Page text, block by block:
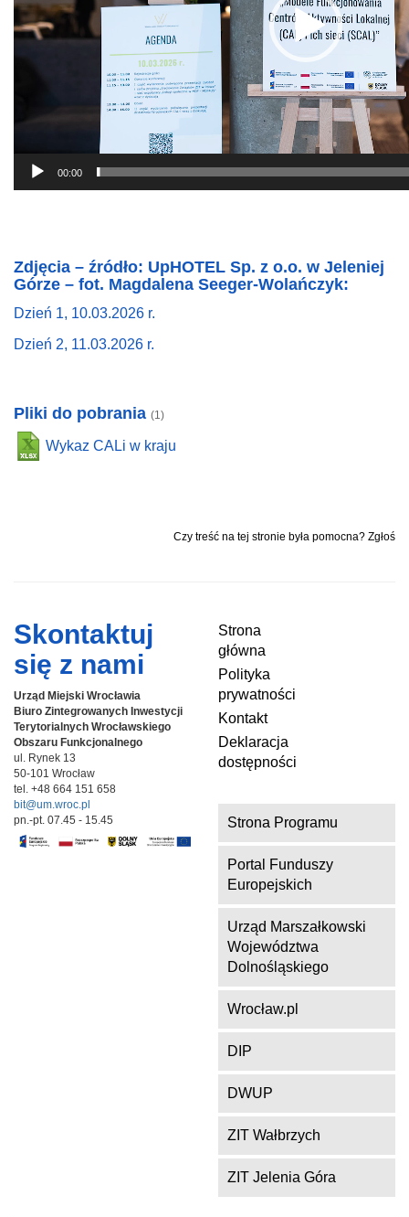
00:00
Zdjęcia – źródło: UpHOTEL Sp. z o.o. w Jeleniej
Górze – fot. Magdalena Seeger-Wolańczyk:
Dzień 1, 10.03.2026 r.
Dzień 2, 11.03.2026 r.
Pliki do pobrania (1)
Wykaz CALi w kraju
Czy treść na tej stronie była pomocna? Zgłoś
Skontaktuj
się z nami
Urząd Miejski Wrocławia
Biuro Zintegrowanych Inwestycji
Terytorialnych Wrocławskiego
Obszaru Funkcjonalnego
ul. Rynek 13
50-101 Wrocław
tel. +48 664 151 658
bit@um.wroc.pl
pn.-pt. 07.45 - 15.45
Strona
główna
Polityka
prywatności
Kontakt
Deklaracja
dostępności
Strona Programu
Portal Funduszy
Europejskich
Urząd Marszałkowski
Województwa
Dolnośląskiego
Wrocław.pl
DIP
DWUP
ZIT Wałbrzych
ZIT Jelenia Góra